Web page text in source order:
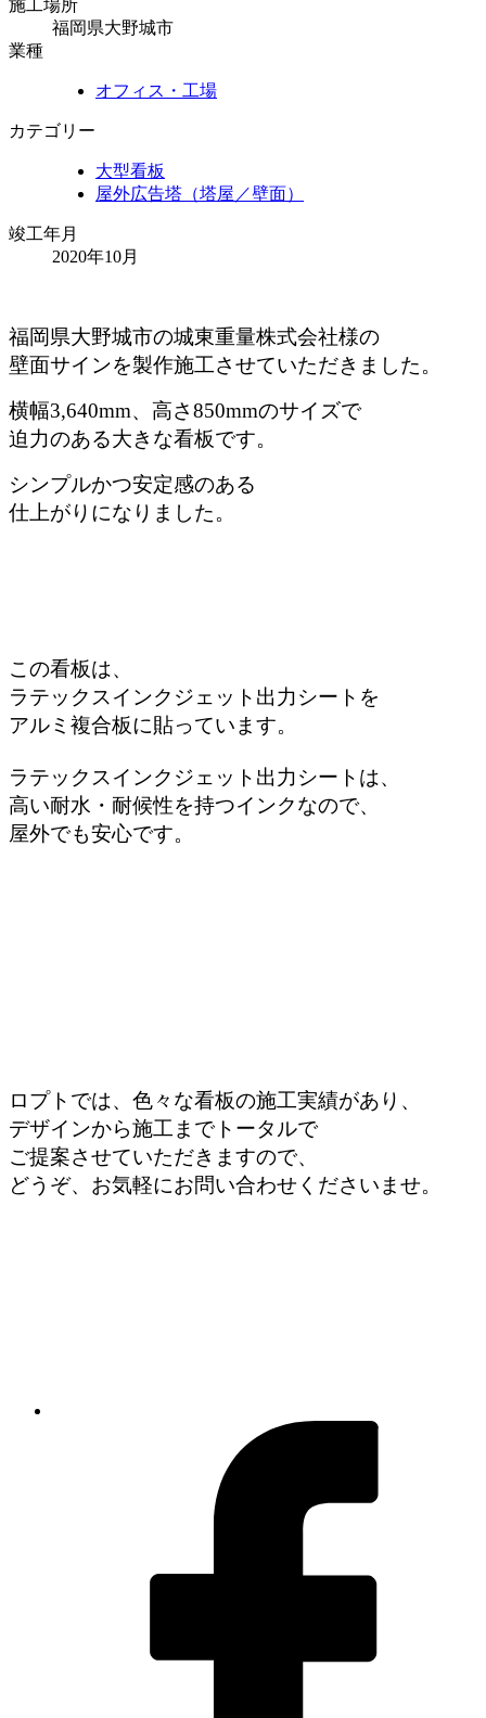
施工場所
福岡県大野城市
業種
オフィス・工場
カテゴリー
大型看板
屋外広告塔（塔屋／壁面）
竣工年月
2020年10月
福岡県大野城市の城東重量株式会社様の
壁面サインを製作施工させていただきました。
横幅3,640mm、高さ850mmのサイズで
迫力のある大きな看板です。
シンプルかつ安定感のある
仕上がりになりました。
この看板は、
ラテックスインクジェット出力シートを
アルミ複合板に貼っています。
ラテックスインクジェット出力シートは、
高い耐水・耐候性を持つインクなので、
屋外でも安心です。
ロプトでは、色々な看板の施工実績があり、
デザインから施工までトータルで
ご提案させていただきますので、
どうぞ、お気軽にお問い合わせくださいませ。